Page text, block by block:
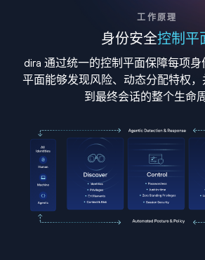
工作原理
身份安全控制平
dira 通过统一的控制平面保障每项身
平面能够发现风险、动态分配特权
到最终会话的整个生命周